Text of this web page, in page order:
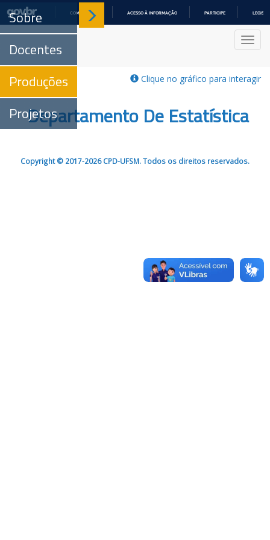
COMUNICA BR ACESSO À INFORMAÇÃO PARTICIPE
Sobre
Docentes
Produções
Projetos
Clique no gráfico para interagir
Departamento De Estatística
Copyright © 2017-2026 CPD-UFSM. Todos os direitos reservados.